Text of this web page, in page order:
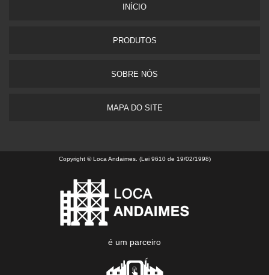
INÍCIO
PRODUTOS
SOBRE NÓS
MAPA DO SITE
Copyright © Loca Andaimes. (Lei 9610 de 19/02/1998)
é um parceiro